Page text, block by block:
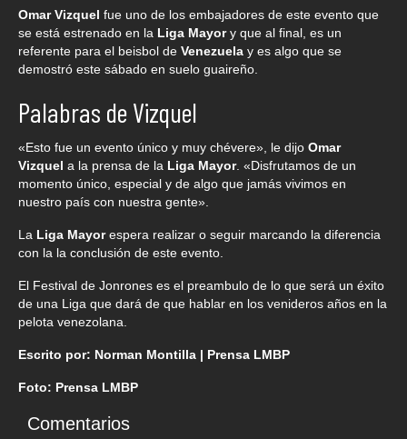
Omar Vizquel fue uno de los embajadores de este evento que
se está estrenado en la Liga Mayory que al final, es un
referente para el beisbol de Venezuela y es algo que se
demostró este sábado en suelo guaireño.
Palabras de Vizquel
«Esto fue un evento único y muy chévere», le dijo Omar
Vizquel a la prensa de la Liga Mayor. «Disfrutamos de un
momento único, especial y de algo que jamás vivimos en
nuestro país con nuestra gente».
La Liga Mayorespera realizar o seguir marcando la diferencia
con la la conclusión de este evento.
El Festival de Jonrones es el preambulo de lo que será un éxito
de una Liga que dará de que hablar en los venideros años en la
pelota venezolana.
Escrito por: Norman Montilla | Prensa LMBP
Foto: Prensa LMBP
Comentarios